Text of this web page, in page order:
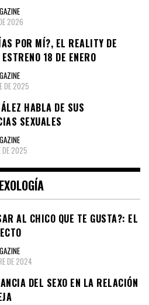
2026
POR MÍ?, EL REALITY DE
18 DE ENERO
DE 2025
HABLA DE SUS
SEXUALES
DE 2025
AL CHICO QUE TE GUSTA?: EL
DE 2024
DEL SEXO EN LA RELACIÓN